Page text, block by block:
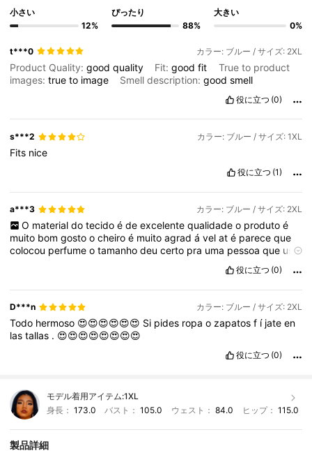
小さい
12%
ぴったり
88%
大きい
0%
t***0 カラー: ブルー / サイズ: 2XL
Product Quality:goodquality Fit:goodfit
True to product
images:trueto image Smell description:goodsmell
役に立つ (0)
s***2 カラー: ブルー / サイズ: 1XL
Fits nice
役に立つ (1)
a***3 カラー: ブルー / サイズ: 2XL
O material do tecido é de excelente qualidade o produto é
muito bomgostoocheiroé muitoagradávelaté pareceque
colocou perfumeotamanhodeucerto pra uma pessoaque usa
役に立つ (0)
D***n カラー: ブルー / サイズ: 2XL
Todo hermoso 😍😍😍😍😍😍 Si pides ropao zapatosf í jateen
lastallas . 😍😍😍😍😍😍😍😍
役に立つ (0)
モデル着用アイテム:1XL
身長： 173.0 バスト：105.0 ウェスト： 84.0 ヒップ： 115.0
製品詳細